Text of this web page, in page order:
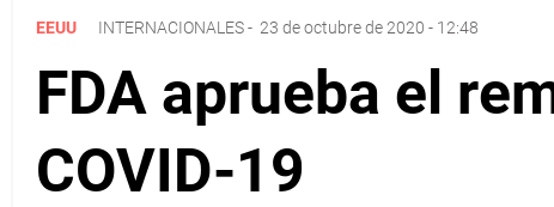
EEUU INTERNACIONALES- 23 de octubre de 2020 - 12:48
FDA aprueba el
COVID-19